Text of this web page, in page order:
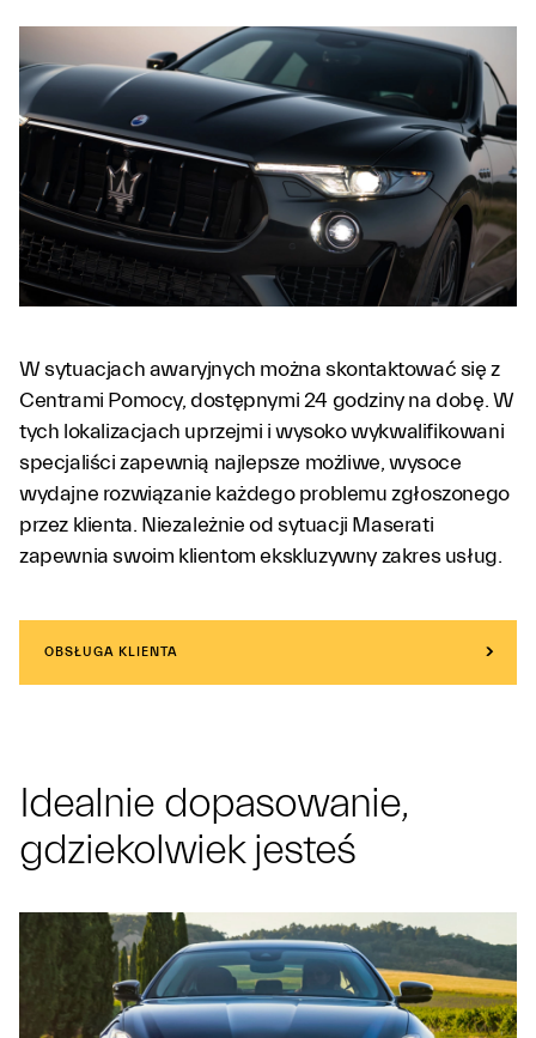
W sytuacjach awaryjnych można skontaktować się z
Centrami Pomocy, dostępnymi 24 godziny na dobę. W
tych lokalizacjach uprzejmi i wysoko wykwalifikowani
specjaliści zapewnią najlepsze możliwe, wysoce
wydajne rozwiązanie każdego problemu zgłoszonego
przez klienta. Niezależnie od sytuacji Maserati
zapewnia swoim klientom ekskluzywny zakres usług.
OBSŁUGA KLIENTA
Idealnie dopasowanie,
gdziekolwiek jesteś